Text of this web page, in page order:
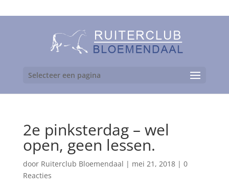
Selecteer een pagina
2e pinksterdag – wel
open, geen lessen.
door Ruiterclub Bloemendaal | mei 21, 2018| 0
Reacties